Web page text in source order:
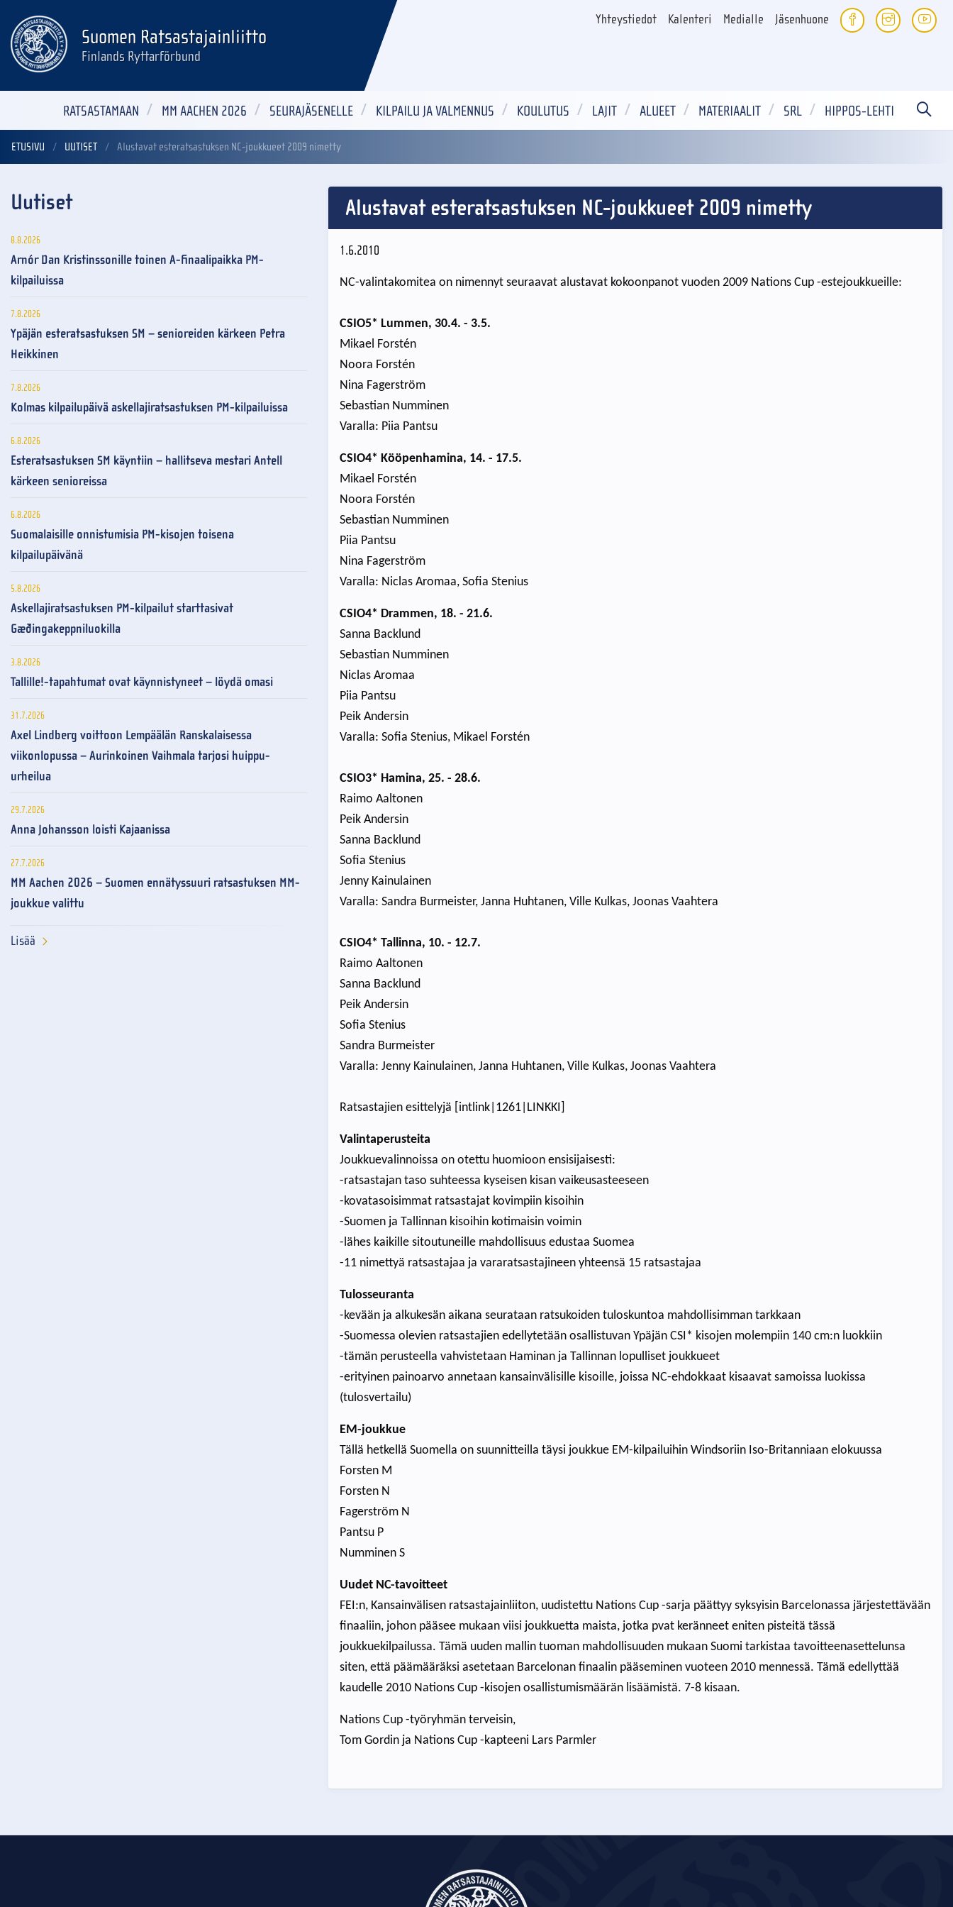
Yhteystiedot Kalenteri Medialle Jäsenhuone
Suomen Ratsastajainliitto
Finlands Ryttarförbund
RATSASTAMAAN MM AACHEN 2026 SEURAJÄSENELLE KILPAILU JA VALMENNUS KOULUTUS LAJIT ALUEET MATERIAALIT SRL HIPPOS-LEHTI
ETUSIVU UUTISET Alustavat esteratsastuksen NC-joukkueet 2009 nimetty
Alustavat esteratsastuksen NC-joukkueet 2009 nimetty
1.6.2010
NC-valintakomitea on nimennyt seuraavat alustavat kokoonpanot vuoden 2009 Nations Cup -estejoukkueille:
CSIO5* Lummen, 30.4. - 3.5.
Mikael Forstén
Noora Forstén
Nina Fagerström
Sebastian Numminen
Varalla: Piia Pantsu
CSIO4* Kööpenhamina, 14. - 17.5.
Mikael Forstén
Noora Forstén
Sebastian Numminen
Piia Pantsu
Nina Fagerström
Varalla: Niclas Aromaa, Sofia Stenius
CSIO4* Drammen, 18. - 21.6.
Sanna Backlund
Sebastian Numminen
Niclas Aromaa
Piia Pantsu
Peik Andersin
Varalla: Sofia Stenius, Mikael Forstén
CSIO3* Hamina, 25. - 28.6.
Raimo Aaltonen
Peik Andersin
Sanna Backlund
Sofia Stenius
Jenny Kainulainen
Varalla: Sandra Burmeister, Janna Huhtanen, Ville Kulkas, Joonas Vaahtera
CSIO4* Tallinna, 10. - 12.7.
Raimo Aaltonen
Sanna Backlund
Peik Andersin
Sofia Stenius
Sandra Burmeister
Varalla: Jenny Kainulainen, Janna Huhtanen, Ville Kulkas, Joonas Vaahtera
Ratsastajien esittelyjä [intlink|1261|LINKKI]
Valintaperusteita
Joukkuevalinnoissa on otettu huomioon ensisijaisesti:
-ratsastajan taso suhteessa kyseisen kisan vaikeusasteeseen
-kovatasoisimmat ratsastajat kovimpiin kisoihin
-Suomen ja Tallinnan kisoihin kotimaisin voimin
-lähes kaikille sitoutuneille mahdollisuus edustaa Suomea
-11 nimettyä ratsastajaa ja vararatsastajineen yhteensä 15 ratsastajaa
Tulosseuranta
-kevään ja alkukesän aikana seurataan ratsukoiden tuloskuntoa mahdollisimman tarkkaan
-Suomessa olevien ratsastajien edellytetään osallistuvan Ypäjän CSI* kisojen molempiin 140 cm:n luokkiin
-tämän perusteella vahvistetaan Haminan ja Tallinnan lopulliset joukkueet
-erityinen painoarvo annetaan kansainvälisille kisoille, joissa NC-ehdokkaat kisaavat samoissa luokissa
(tulosvertailu)
EM-joukkue
Tällä hetkellä Suomella on suunnitteilla täysi joukkue EM-kilpailuihin Windsoriin Iso-Britanniaan elokuussa
Forsten M
Forsten N
Fagerström N
Pantsu P
Numminen S
Uudet NC-tavoitteet
FEI:n, Kansainvälisen ratsastajainliiton, uudistettu Nations Cup -sarja päättyy syksyisin Barcelonassa järjestettävään
finaaliin, johon pääsee mukaan viisi joukkuetta maista, jotka pvat keränneet eniten pisteitä tässä
joukkuekilpailussa. Tämä uuden mallin tuoman mahdollisuuden mukaan Suomi tarkistaa tavoitteenasettelunsa
siten, että päämääräksi asetetaan Barcelonan finaalin pääseminen vuoteen 2010 mennessä. Tämä edellyttää
kaudelle 2010 Nations Cup -kisojen osallistumismäärän lisäämistä. 7-8 kisaan.
Nations Cup -työryhmän terveisin,
Tom Gordin ja Nations Cup -kapteeni Lars Parmler
Uutiset
8.8.2026
Arnór Dan Kristinssonille toinen A-finaalipaikka PM-
kilpailuissa
7.8.2026
Ypäjän esteratsastuksen SM – senioreiden kärkeen Petra
Heikkinen
7.8.2026
Kolmas kilpailupäivä askellajiratsastuksen PM-kilpailuissa
6.8.2026
Esteratsastuksen SM käyntiin – hallitseva mestari Antell
kärkeen senioreissa
6.8.2026
Suomalaisille onnistumisia PM-kisojen toisena
kilpailupäivänä
5.8.2026
Askellajiratsastuksen PM-kilpailut starttasivat
Gæðingakeppniluokilla
3.8.2026
Tallille!-tapahtumat ovat käynnistyneet – löydä omasi
31.7.2026
Axel Lindberg voittoon Lempäälän Ranskalaisessa
viikonlopussa – Aurinkoinen Vaihmala tarjosi huippu-
urheilua
29.7.2026
Anna Johansson loisti Kajaanissa
27.7.2026
MM Aachen 2026 – Suomen ennätyssuuri ratsastuksen MM-
joukkue valittu
Lisää